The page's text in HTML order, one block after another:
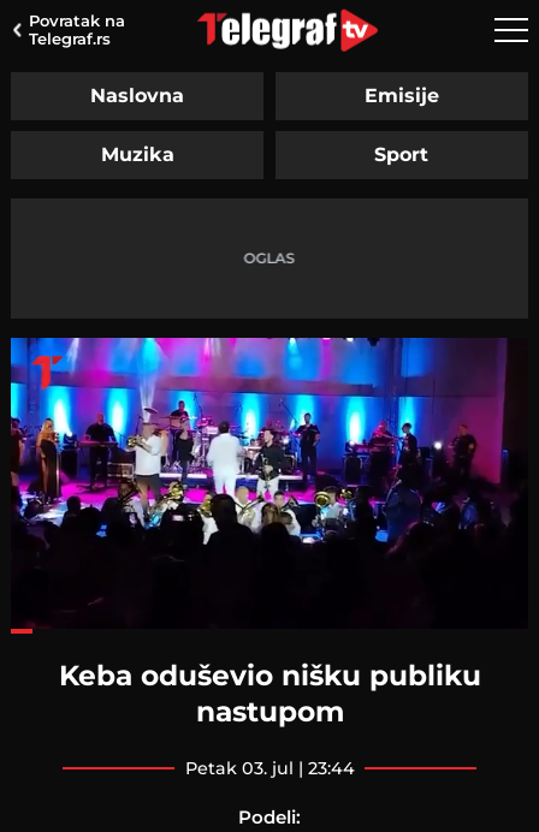
Povratak na
Telegraf.rs
Naslovna Emisije
Muzika Sport
Keba oduševio nišku publiku
nastupom
petak 03. jul | 23:44
Podeli: